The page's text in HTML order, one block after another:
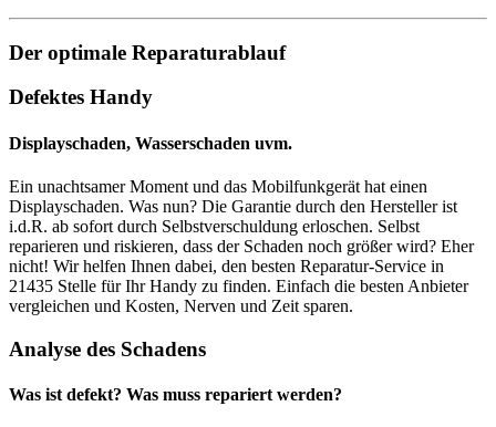
Der optimale Reparaturablauf
Defektes Handy
Displayschaden, Wasserschaden uvm.
Ein unachtsamer Moment und das Mobilfunkgerät hat einen
Displayschaden. Was nun? Die Garantie durch den Hersteller ist
i.d.R. ab sofort durch Selbstverschuldung erloschen. Selbst
reparieren und riskieren, dass der Schaden noch größer wird? Eher
nicht! Wir helfen Ihnen dabei, den besten Reparatur-Service in
21435 Stelle für Ihr Handy zu finden. Einfach die besten Anbieter
vergleichen und Kosten, Nerven und Zeit sparen.
Analyse des Schadens
Was ist defekt? Was muss repariert werden?